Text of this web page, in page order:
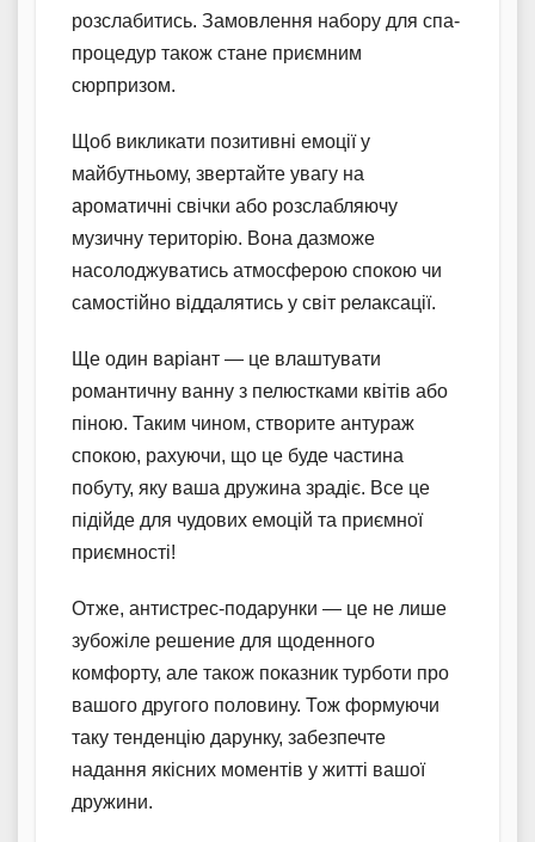
розслабитись. Замовлення набору для спа-
процедур також стане приємним
сюрпризом.
Щоб викликати позитивні емоції у
майбутньому, звертайте увагу на
ароматичні свічки або розслабляючу
музичну територію. Вона дазможе
насолоджуватись атмосферою спокою чи
самостійно віддалятись у світ релаксації.
Ще один варіант — це влаштувати
романтичну ванну з пелюстками квітів або
піною. Таким чином, створите антураж
спокою, рахуючи, що це буде частина
побуту, яку ваша дружина зрадіє. Все це
підійде для чудових емоцій та приємної
приємності!
Отже, антистрес-подарунки — це не лише
зубожіле решение для щоденного
комфорту, але також показник турботи про
вашого другого половину. Тож формуючи
таку тенденцію дарунку, забезпечте
надання якісних моментів у житті вашої
дружини.